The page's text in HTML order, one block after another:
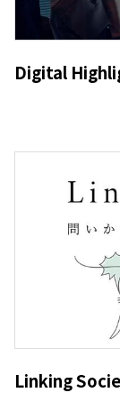
Digital
Linking